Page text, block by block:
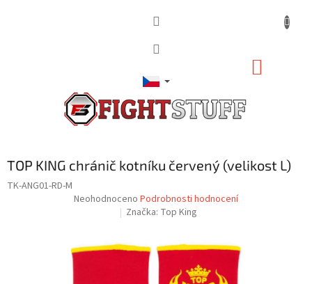
TOP KING chránič kotníku červený (velikost L)
TK-ANG01-RD-M
Průměrné
0,0
z
Neohodnoceno Podrobnosti hodnocení
Značka: Top King